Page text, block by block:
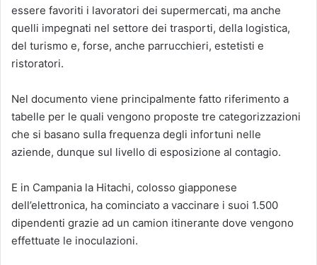
essere favoriti i lavoratori dei supermercati, ma anche
quelli impegnati nel settore dei trasporti, della logistica,
del turismo e, forse, anche parrucchieri, estetisti e
ristoratori.
Nel documento viene principalmente fatto riferimento a
tabelle per le quali vengono proposte tre categorizzazioni
che si basano sulla frequenza degli infortuni nelle
aziende, dunque sul livello di esposizione al contagio.
E in Campania la Hitachi, colosso giapponese
dell’elettronica, ha cominciato a vaccinare i suoi 1.500
dipendenti grazie ad un camion itinerante dove vengono
effettuate le inoculazioni.